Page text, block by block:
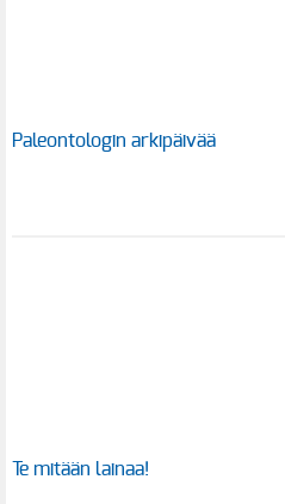
Paleontologin arkipäivää
Te mitään lainaa!